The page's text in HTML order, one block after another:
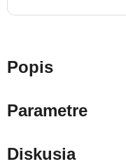
Popis
Parametre
Diskusia